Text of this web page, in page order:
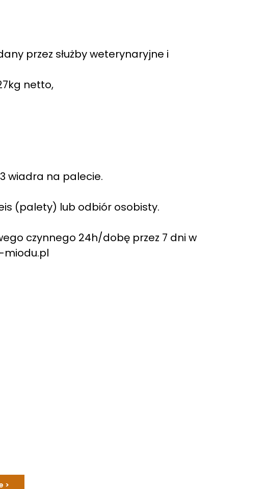
przez służby weterynaryjne i
netto,
wiadra na palecie.
(palety) lub odbiór osobisty.
czynnego 24h/dobę przez 7 dni w
miodu.pl
>